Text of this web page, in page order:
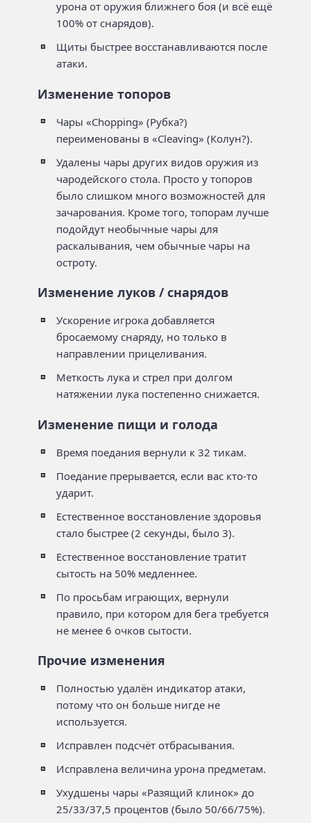
урона от оружия ближнего боя (и всё ещё
100% от снарядов).
Щиты быстрее восстанавливаются после
атаки.
Изменение топоров
Чары «Chopping» (Рубка?)
переименованы в «Cleaving» (Колун?).
Удалены чары других видов оружия из
чародейского стола. Просто у топоров
было слишком много возможностей для
зачарования. Кроме того, топорам лучше
подойдут необычные чары для
раскалывания, чем обычные чары на
остроту.
Изменение луков / снарядов
Ускорение игрока добавляется
бросаемому снаряду, но только в
направлении прицеливания.
Меткость лука и стрел при долгом
натяжении лука постепенно снижается.
Изменение пищи и голода
Время поедания вернули к 32 тикам.
Поедание прерывается, если вас кто-то
ударит.
Естественное восстановление здоровья
стало быстрее (2 секунды, было 3).
Естественное восстановление тратит
сытость на 50% медленнее.
По просьбам играющих, вернули
правило, при котором для бега требуется
не менее 6 очков сытости.
Прочие изменения
Полностью удалён индикатор атаки,
потому что он больше нигде не
используется.
Исправлен подсчёт отбрасывания.
Исправлена величина урона предметам.
Ухудшены чары «Разящий клинок» до
25/33/37,5 процентов (было 50/66/75%).